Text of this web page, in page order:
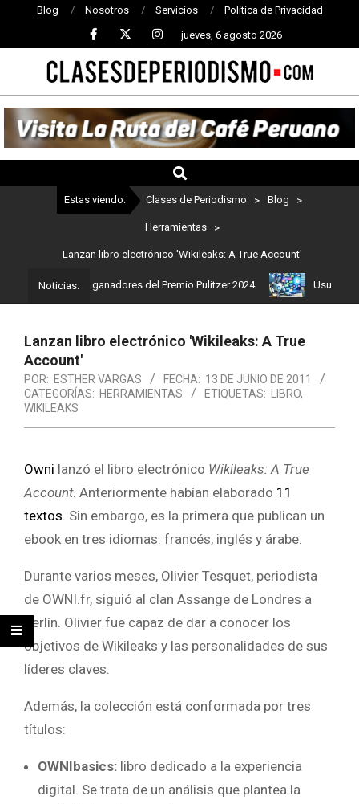
Blog Nosotros Servicios Política de Privacidad
jueves, 6 agosto 2026
CLASES
DE
PERIODISMO
Estas viendo: Clases de Periodismo > Blog >
Herramientas >
Lanzan libro electrónico 'Wikileaks: A True Account'
Noticias:
Estos son los ganadores del Premio Pulitzer 2024 Usuarios de
Lanzan libro electrónico 'Wikileaks: A True
Account'
POR: ESTHER VARGAS FECHA: 13 DE JUNIO DE 2011
CATEGORÍAS: HERRAMIENTAS ETIQUETAS: LIBRO,
WIKILEAKS
Owni lanzó el libro electrónico Wikileaks: A True
Account. Anteriormente habían elaborado 11
textos. Sin embargo, es la primera que publican un
ebook en tres idiomas: francés, inglés y árabe.
Durante varios meses, Olivier Tesquet, periodista
de OWNI.fr, siguió al clan Assange de Londres a
Berlín. Olivier fue capaz de dar a conocer los
objetivos de Wikileaks y las personalidades de sus
líderes claves.
Además, la colección está conformada por tres
títulos:
OWNIbasics: libro dedicado a la experiencia
digital. Se trata de un análisis que plantea la